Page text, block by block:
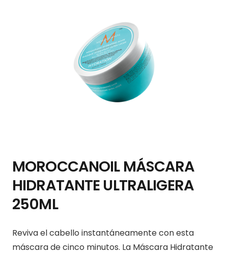
MOROCCANOIL MÁSCARA
HIDRATANTE ULTRALIGERA
250ML
Reviva el cabello instantáneamente con esta
máscara de cinco minutos. La Máscara Hidratante